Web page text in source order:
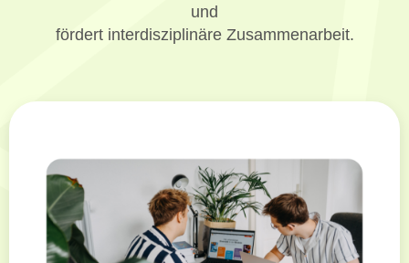
und
fördert interdisziplinäre Zusammenarbeit.